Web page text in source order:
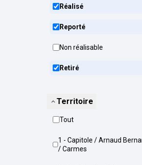
Réalisé
Reporté
Non réalisable
Retiré
Territoire
Tout
1 - Capitole / Arnaud Bernard
/ Carmes